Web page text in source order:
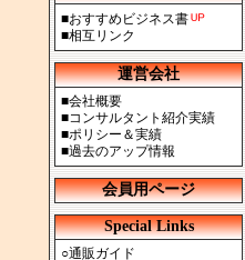
■おすすめビジネス書
■相互リンク
運営会社
■会社概要
■コンサルタント紹介実績
■ポリシー＆実績
■過去のアップ情報
会員用ページ
Special Links
○通販ガイド